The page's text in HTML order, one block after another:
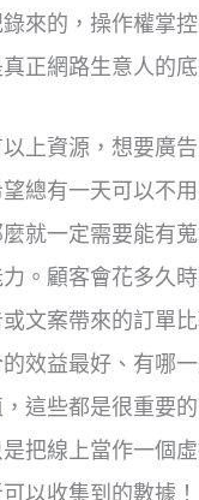
來的，操作權掌
真正網路生意人的底
上資源，想要廣
總有一天可以不
就一定需要能有
。 顧客會花多久
文案帶來的訂單
效益最好、有哪
這些都是很重要
把線上當作一個
以收集到的數據！